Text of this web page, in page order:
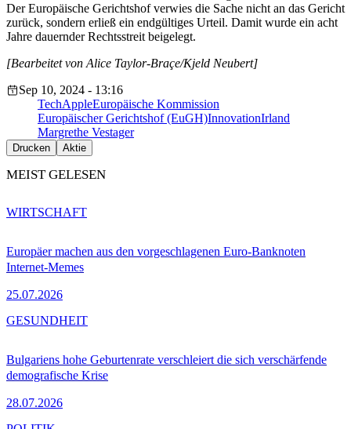
Der Europäische Gerichtshof verwies die Sache nicht an das Gericht
zurück, sondern erließ ein endgültiges Urteil. Damit wurde ein acht
Jahre dauernder Rechtsstreit beigelegt.
[Bearbeitet von Alice Taylor-Braçe/Kjeld Neubert]
Sep 10, 2024 - 13:16
TechAppleEuropäische Kommission
Europäischer Gerichtshof (EuGH)InnovationIrland
Margrethe Vestager
Drucken Aktie
MEIST GELESEN
Europäer machen aus den vorgeschlagenen Euro-Banknoten
Internet-Memes
25.07.2026
WIRTSCHAFT
Bulgariens hohe Geburtenrate verschleiert die sich verschärfende
demografische Krise
28.07.2026
GESUNDHEIT